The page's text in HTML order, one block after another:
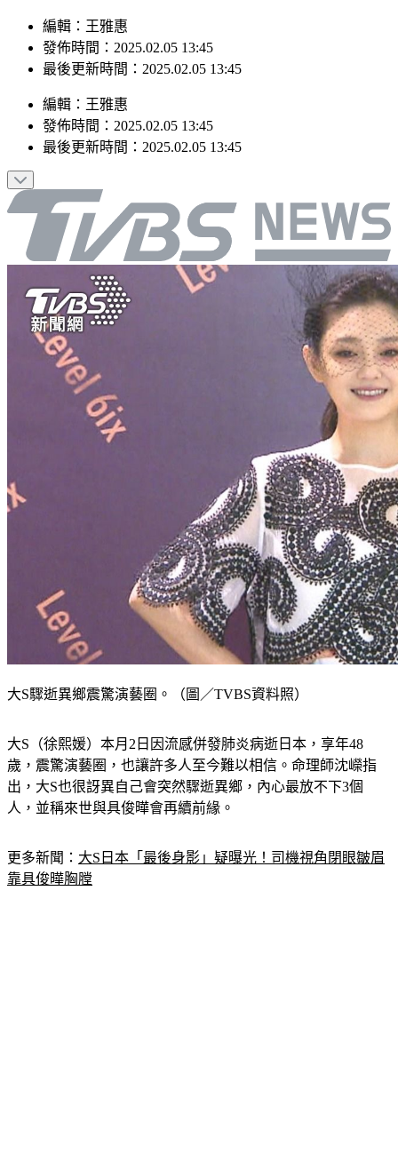
編輯：王雅惠
發佈時間：2025.02.05 13:45
最後更新時間：2025.02.05 13:45
編輯 ： 王雅惠
發佈時間： 2025.02.05 13:45
最後更新時間： 2025.02.05 13:45
大S驟逝異鄉震驚演藝圈。（圖／TVBS資料照）
大S（徐熙媛）本月2日因流感併發肺炎病逝日本，享年48
歲，震驚演藝圈，也讓許多人至今難以相信。命理師沈嶸指
出，大S也很訝異自己會突然驟逝異鄉，內心最放不下3個
人，並稱來世與具俊曄會再續前緣。
更多新聞： 大S日本「最後身影」疑曝光！司機視角閉眼皺眉
靠具俊曄胸膛